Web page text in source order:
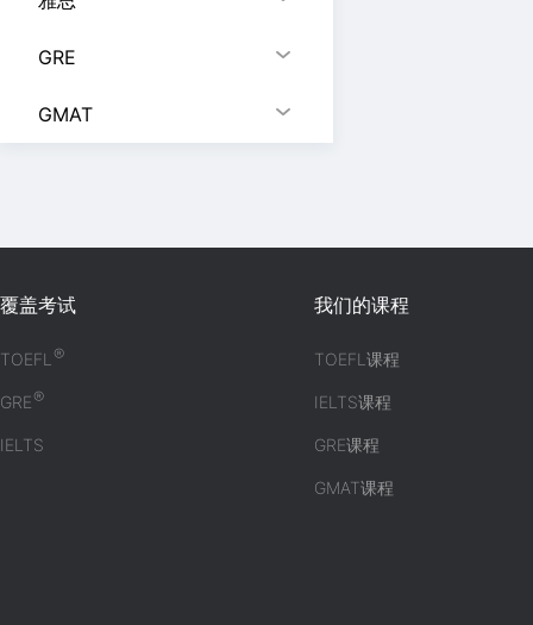
GRE
GMAT
覆盖考试
TOEFL®
GRE®
IELTS
我们的课程
TOEFL课程
IELTS课程
GRE课程
GMAT课程